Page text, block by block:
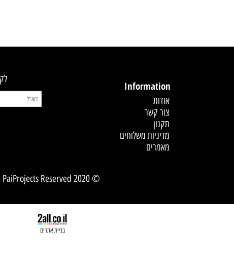
לחץ פעמיים לעריכת הטקסט
Information
צור קשר
© 2020 PaiProjects Reserved